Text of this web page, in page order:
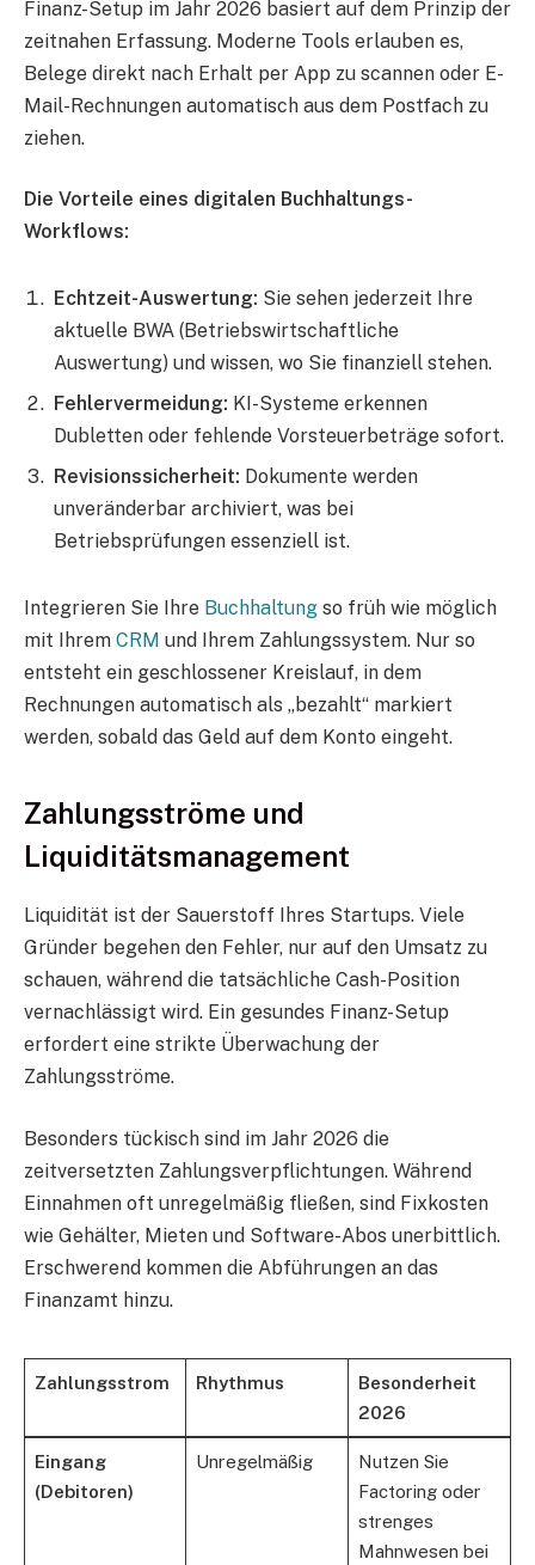
Finanz-Setup im Jahr 2026 basiert auf dem Prinzip der
zeitnahen Erfassung. Moderne Tools erlauben es,
Belege direkt nach Erhalt per App zu scannen oder E-
Mail-Rechnungen automatisch aus dem Postfach zu
ziehen.
Die Vorteile eines digitalen Buchhaltungs-
Workflows:
Echtzeit-Auswertung: Sie sehen jederzeit Ihre
aktuelle BWA (Betriebswirtschaftliche
Auswertung) und wissen, wo Sie finanziell stehen.
Fehlervermeidung: KI-Systeme erkennen
Dubletten oder fehlende Vorsteuerbeträge sofort.
Revisionssicherheit: Dokumente werden
unveränderbar archiviert, was bei
Betriebsprüfungen essenziell ist.
Integrieren Sie Ihre Buchhaltung so früh wie möglich
mit Ihrem CRM und Ihrem Zahlungssystem. Nur so
entsteht ein geschlossener Kreislauf, in dem
Rechnungen automatisch als „bezahlt“ markiert
werden, sobald das Geld auf dem Konto eingeht.
Zahlungsströme und
Liquiditätsmanagement
Liquidität ist der Sauerstoff Ihres Startups. Viele
Gründer begehen den Fehler, nur auf den Umsatz zu
schauen, während die tatsächliche Cash-Position
vernachlässigt wird. Ein gesundes Finanz-Setup
erfordert eine strikte Überwachung der
Zahlungsströme.
Besonders tückisch sind im Jahr 2026 die
zeitversetzten Zahlungsverpflichtungen. Während
Einnahmen oft unregelmäßig fließen, sind Fixkosten
wie Gehälter, Mieten und Software-Abos unerbittlich.
Erschwerend kommen die Abführungen an das
Finanzamt hinzu.
Zahlungsstrom Rhythmus
Besonderheit
2026
Eingang
(Debitoren)
Unregelmäßig
Nutzen Sie
Factoring oder
strenges
Mahnwesen bei